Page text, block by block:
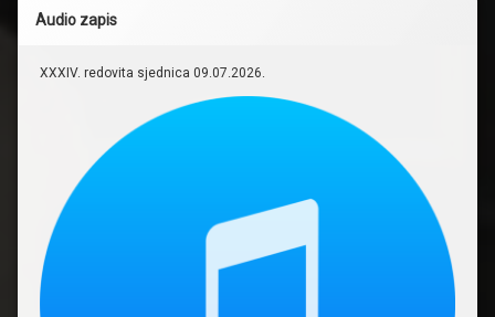
Audio zapis
XXXIV. redovita sjednica 09.07.2026.